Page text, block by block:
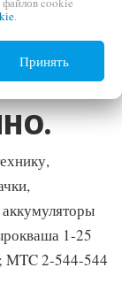
1-25
MTC 2-544-544
.
Принять